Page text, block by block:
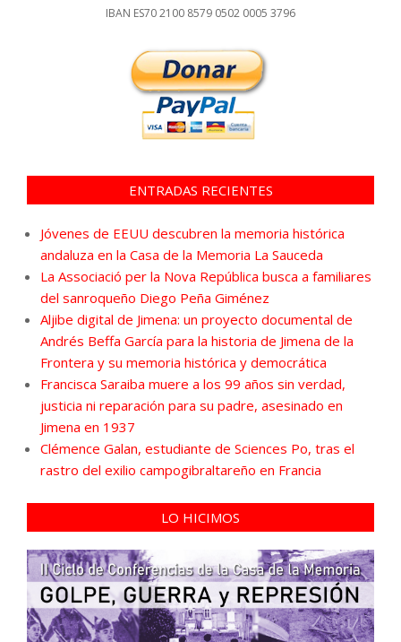
IBAN ES70 2100 8579 0502 0005 3796
ENTRADAS RECIENTES
Jóvenes de EEUU descubren la memoria histórica
andaluza en la Casa de la Memoria La Sauceda
La Associació per la Nova República busca a familiares
del sanroqueño Diego Peña Giménez
Aljibe digital de Jimena: un proyecto documental de
Andrés Beffa García para la historia de Jimena de la
Frontera y su memoria histórica y democrática
Francisca Saraiba muere a los 99 años sin verdad,
justicia ni reparación para su padre, asesinado en
Jimena en 1937
Clémence Galan, estudiante de Sciences Po, tras el
rastro del exilio campogibraltareño en Francia
LO HICIMOS